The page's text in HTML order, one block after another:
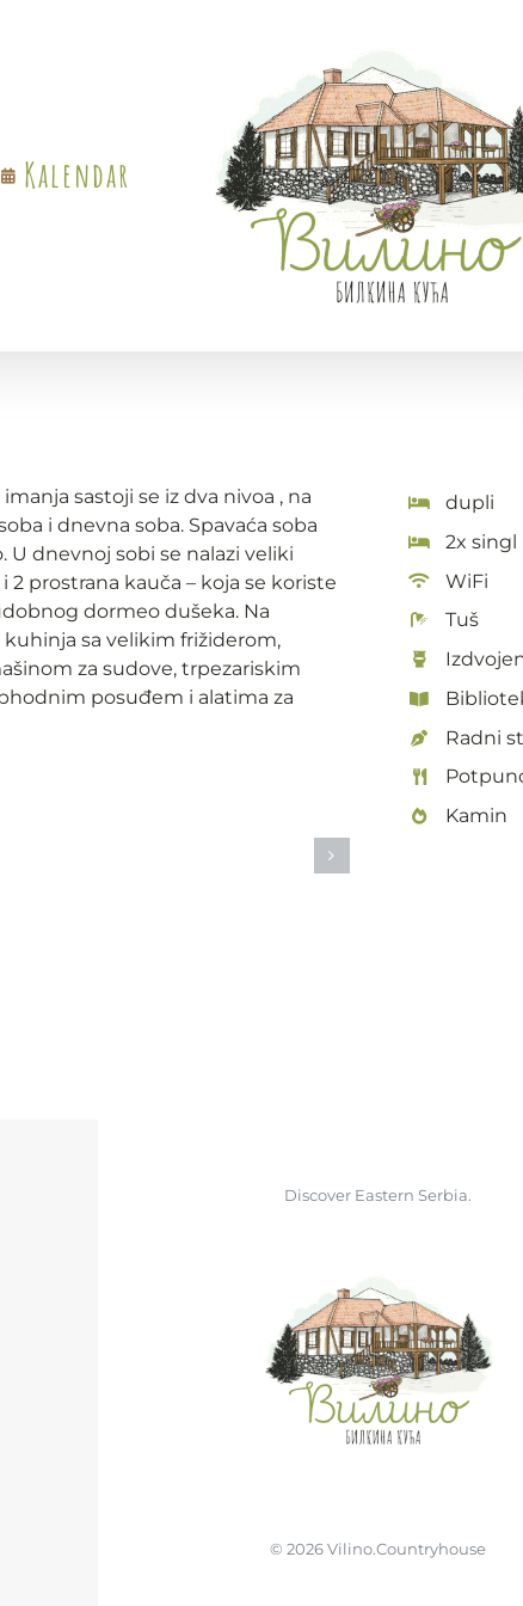
Kalendar
sastoji se iz dva nivoa , na
i dnevna soba. Spavaća soba
dnevnoj sobi se nalazi veliki
prostrana kauča – koja se koriste
dormeo dušeka. Na
sa velikim frižiderom,
za sudove, trpezariskim
posuđem i alatima za
dupli
2x singl
WiFi
Tuš
Radni
Kamin
Discover Eastern Serbia.
© 2026Vilino.Countryhouse